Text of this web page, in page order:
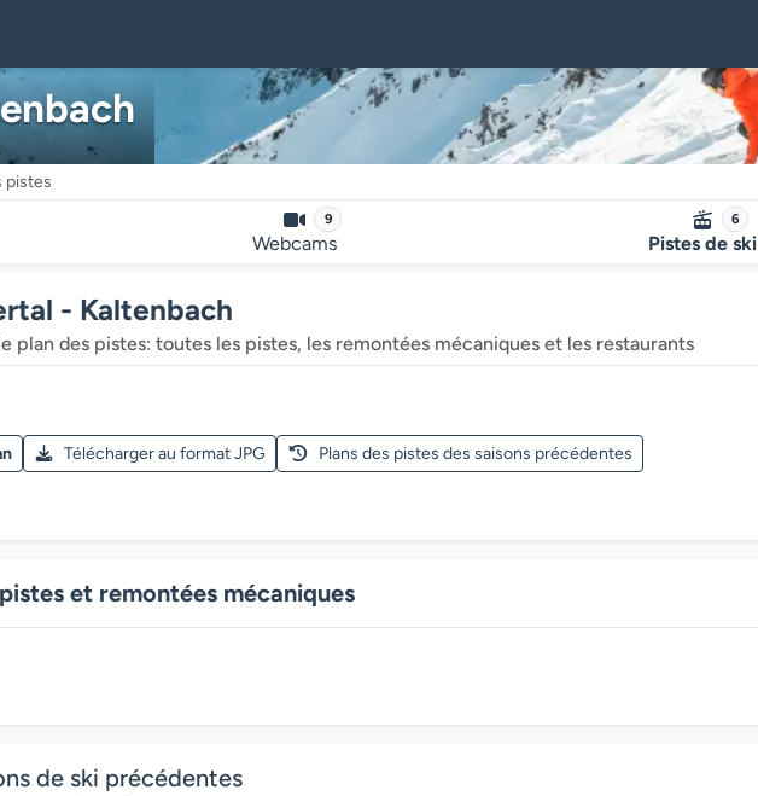
pistes
9
Webcams
6
Pistes de ski
- Kaltenbach
plan des pistes: toutes les pistes, les remontées mécaniques et les restaurants
Télécharger au format JPG Plans des pistes des saisons précédentes
et remontées mécaniques
de ski précédentes